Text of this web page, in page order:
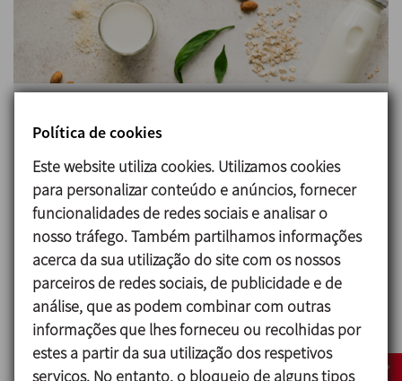
A procura de produtos vegetais alternativos aos
espera-se que continue num ritmo maior nos
próximos anos.
A INOXPA oferece a sua experiência às empresas
que estão a interessar-se por este mercado em
crescimento, apoiando-as nos seus projetos de
novas unidades ou na otimização das instalações
já existentes.
Para a elaboração de produtos vegetais
Política de cookies
Este website utiliza cookies. Utilizamos cookies
para personalizar conteúdo e anúncios, fornecer
funcionalidades de redes sociais e analisar o
nosso tráfego. Também partilhamos informações
acerca da sua utilização do site com os nossos
parceiros de redes sociais, de publicidade e de
análise, que as podem combinar com outras
informações que lhes forneceu ou recolhidas por
estes a partir da sua utilização dos respetivos
serviços. No entanto, o bloqueio de alguns tipos